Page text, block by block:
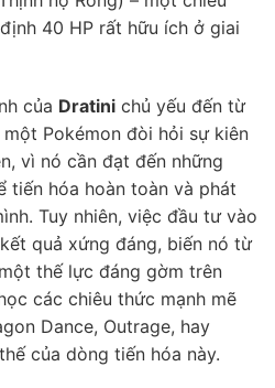
40 HP rất hữu ích ở giai
của Dratini chủ yếu đến từ
Pokémon đòi hỏi sự kiên
vì nó cần đạt đến những
hóa hoàn toàn và phát
Tuy nhiên, việc đầu tư vào
quả xứng đáng, biến nó từ
thế lực đáng gờm trên
các chiêu thức mạnh mẽ
Dance, Outrage, hay
của dòng tiến hóa này.